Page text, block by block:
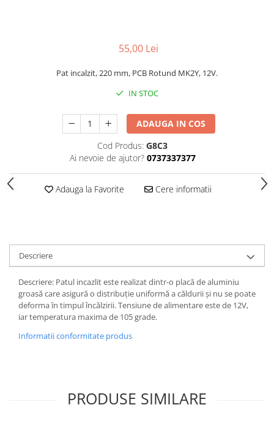
55,00 Lei
Pat incalzit, 220 mm, PCB Rotund MK2Y, 12V.
IN STOC
ADAUGA IN COS
Cod Produs: G8C3
Ai nevoie de ajutor? 0737337377
Adauga la Favorite Cere informatii
Descriere
Descriere: Patul incazlit este realizat dintr-o placă de aluminiu
groasă care asigură o distribuție uniformă a căldurii și nu se poate
deforma în timpul încălzirii. Tensiune de alimentare este de 12V,
iar temperatura maxima de 105 grade.
Informatii conformitate produs
PRODUSE SIMILARE